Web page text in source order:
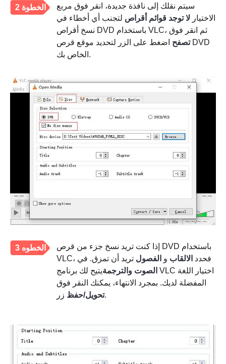
الخطوة 2
سيتم نقلك إلى نافذة جديدة، انقر فوق مربع
الاختيار لا توجد قوائم أقراص لتجنب أي أخطاء في
نسخ أقراص DVD باستخدام VLC، ثم انقر فوق
تصفح اضغط على الزر لتحديد موقع قرص DVD
الخاص بك.
الخطوه 3
إذا كنت تريد نسخ جزء من قرص DVD باستخدام
VLC، فحدد الالقاب و الفصول تريد أن تمزق. في
الصوت والترجمةيتيح لك برنامج VLC اختيار اللغة
المفضلة لديك. بمجرد الانتهاء، يمكنك النقر فوق
تحويل/حفظزر.